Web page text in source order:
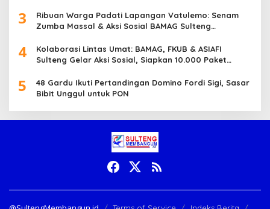
3
Ribuan Warga Padati Lapangan Vatulemo: Senam
Zumba Massal & Aksi Sosial BAMAG Sulteng
4
Kolaborasi Lintas Umat: BAMAG, FKUB & ASIAFI
Sulteng Gelar Aksi Sosial, Siapkan 10.000 Paket
5
48 Gardu Ikuti Pertandingan Domino Fordi Sigi, Sasar
Bibit Unggul untuk PON